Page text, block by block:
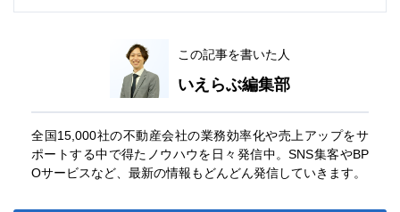
この記事を書いた人
いえらぶ編集部
全国15,000社の不動産会社の業務効率化や売上アップをサ
ポートする中で得たノウハウを日々発信中。SNS集客やBP
Oサービスなど、最新の情報もどんどん発信していきます。